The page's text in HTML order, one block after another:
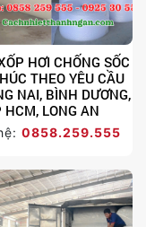
HƠI CHỐNG SỐC
THEO YÊU CẦU
NAI, BÌNH DƯƠNG,
HCM, LONG AN
0858.259.555